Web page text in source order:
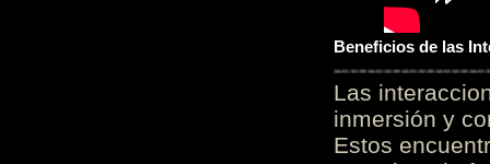
Beneficios de las
Las
inmersión y
Estos